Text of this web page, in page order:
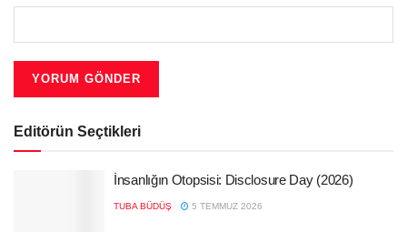
Editörün Seçtikleri
İnsanlığın Otopsisi: Disclosure Day (2026)
TUBA BÜDÜŞ 5 TEMMUZ 2026